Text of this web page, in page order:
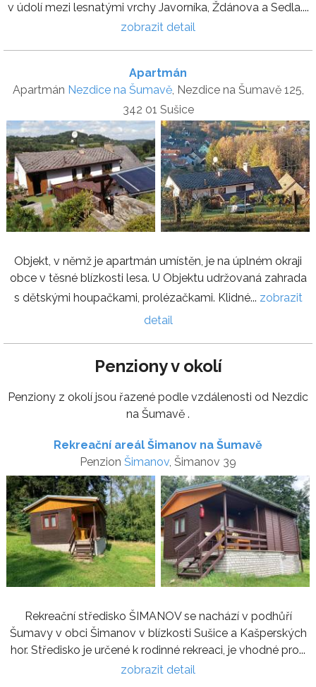
v údolí mezi lesnatými vrchy Javorníka, Ždánova a Sedla....
zobrazit detail
Apartmán
Apartmán Nezdice na Šumavě, Nezdice na Šumavě 125,
342 01 Sušice
Objekt, v němž je apartmán umístěn, je na úplném okraji
obce v těsné blízkosti lesa. U Objektu udržovaná zahrada
s dětskými houpačkami, prolézačkami. Klidné... zobrazit
detail
Penziony v okolí
Penziony z okolí jsou řazené podle vzdálenosti od Nezdic
na Šumavě .
Rekreační areál Šimanov na Šumavě
Penzion Šimanov, Šimanov 39
Rekreační středisko ŠIMANOV se nachází v podhůří
Šumavy v obci Šimanov v blízkosti Sušice a Kašperských
hor. Středisko je určené k rodinné rekreaci, je vhodné pro...
zobrazit detail